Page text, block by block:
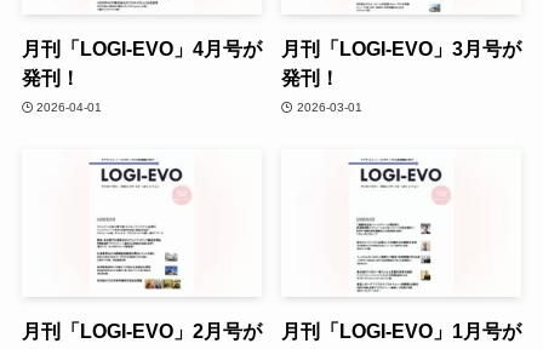
月刊「LOGI-EVO」4月号が
発刊！
2026-04-01
月刊「LOGI-EVO」3月号が
発刊！
2026-03-01
月刊「LOGI-EVO」2月号が
月刊「LOGI-EVO」1月号が